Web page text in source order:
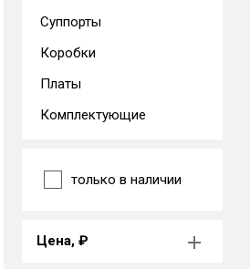
Суппорты
Коробки
Платы
Комплектующие
только в наличии
Цена, ₽